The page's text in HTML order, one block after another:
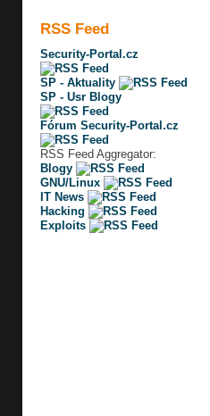
RSS Feed
Security-Portal.cz
SP - Aktuality
SP - Usr Blogy
Fórum Security-Portal.cz
RSS Feed Aggregator:
Blogy
GNU/Linux
IT News
Hacking
Exploits